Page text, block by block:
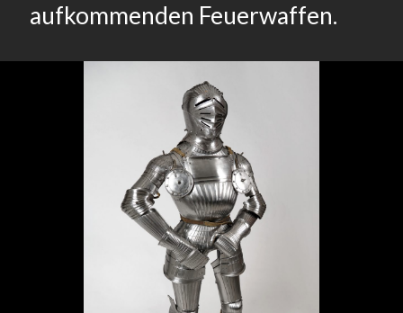
aufkommenden Feuerwaffen.